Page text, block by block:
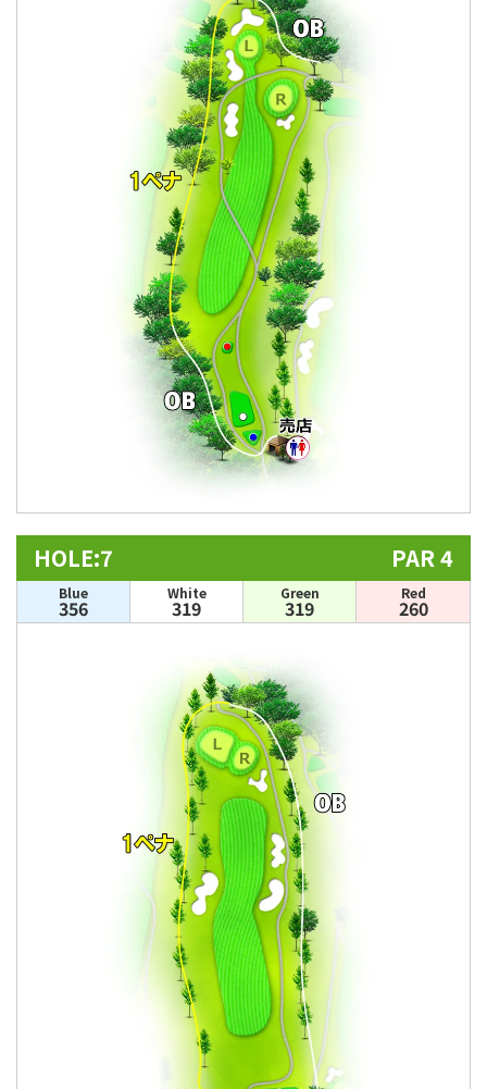
HOLE:7 PAR 4
Blue
356
White
319
Green
319
Red
260